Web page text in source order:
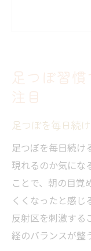
無理なく続
術
足つぼ
足つぼ
短時間
足つぼ
足裏マッサ
足裏マ
足つぼ習
注目
足つぼを毎日続
足つぼを毎日続け
現れるのか気にな
ことで、朝の目覚
くくなったと感じ
反射区を刺激する
経のバランスが整